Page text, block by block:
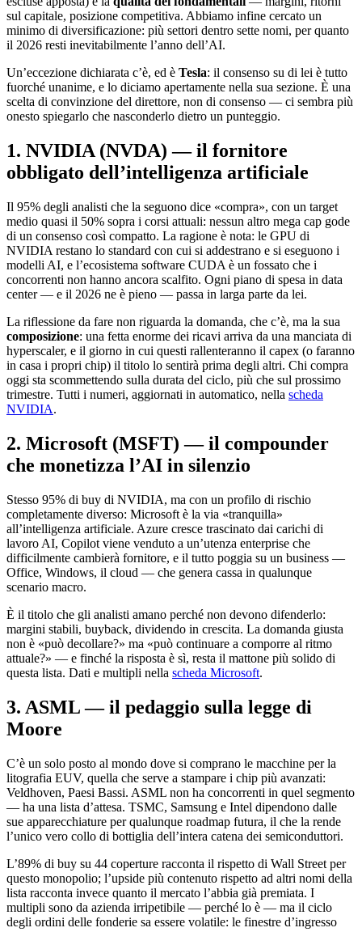
sul capitale, posizione competitiva. Abbiamo infine cercato un
minimo di diversificazione: più settori dentro sette nomi, per quanto
il 2026 resti inevitabilmente l’anno dell’AI.
Un’eccezione dichiarata c’è, ed è Tesla: il consenso su di lei è tutto
fuorché unanime, e lo diciamo apertamente nella sua sezione. È una
scelta di convinzione del direttore, non di consenso — ci sembra più
onesto spiegarlo che nasconderlo dietro un punteggio.
1. NVIDIA (NVDA) — il fornitore
obbligato dell’intelligenza artificiale
Il 95% degli analisti che la seguono dice «compra», con un target
medio quasi il 50% sopra i corsi attuali: nessun altro mega cap gode
di un consenso così compatto. La ragione è nota: le GPU di
NVIDIA restano lo standard con cui si addestrano e si eseguono i
modelli AI, e l’ecosistema software CUDA è un fossato che i
concorrenti non hanno ancora scalfito. Ogni piano di spesa in data
center — e il 2026 ne è pieno — passa in larga parte da lei.
La riflessione da fare non riguarda la domanda, che c’è, ma la sua
composizione: una fetta enorme dei ricavi arriva da una manciata di
hyperscaler, e il giorno in cui questi rallenteranno il capex (o faranno
in casa i propri chip) il titolo lo sentirà prima degli altri. Chi compra
oggi sta scommettendo sulla durata del ciclo, più che sul prossimo
trimestre. Tutti i numeri, aggiornati in automatico, nella scheda
NVIDIA.
2. Microsoft (MSFT) — il compounder
che monetizza l’AI in silenzio
Stesso 95% di buy di NVIDIA, ma con un profilo di rischio
completamente diverso: Microsoft è la via «tranquilla»
all’intelligenza artificiale. Azure cresce trascinato dai carichi di
lavoro AI, Copilot viene venduto a un’utenza enterprise che
difficilmente cambierà fornitore, e il tutto poggia su un business —
Office, Windows, il cloud — che genera cassa in qualunque
scenario macro.
È il titolo che gli analisti amano perché non devono difenderlo:
margini stabili, buyback, dividendo in crescita. La domanda giusta
non è «può decollare?» ma «può continuare a comporre al ritmo
attuale?» — e finché la risposta è sì, resta il mattone più solido di
questa lista. Dati e multipli nella scheda Microsoft.
3. ASML — il pedaggio sulla legge di
Moore
C’è un solo posto al mondo dove si comprano le macchine per la
litografia EUV, quella che serve a stampare i chip più avanzati:
Veldhoven, Paesi Bassi. ASML non ha concorrenti in quel segmento
— ha una lista d’attesa. TSMC, Samsung e Intel dipendono dalle
sue apparecchiature per qualunque roadmap futura, il che la rende
l’unico vero collo di bottiglia dell’intera catena dei semiconduttori.
L’89% di buy su 44 coperture racconta il rispetto di Wall Street per
questo monopolio; l’upside più contenuto rispetto ad altri nomi della
lista racconta invece quanto il mercato l’abbia già premiata. I
multipli sono da azienda irripetibile — perché lo è — ma il ciclo
degli ordini delle fonderie sa essere volatile: le finestre d’ingresso